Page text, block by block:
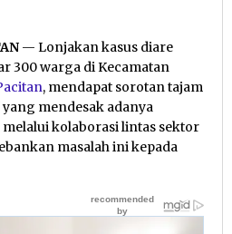
— Lonjakan kasus diare
300 warga di Kecamatan
, mendapat sorotan tajam
mendesak adanya
kolaborasi lintas sektor
masalah ini kepada